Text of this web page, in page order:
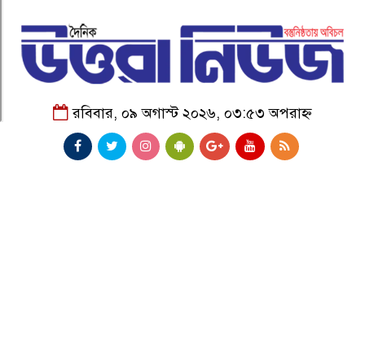
রবিবার, ০৯ অগাস্ট ২০২৬, ০৩:৫৩ অপরাহ্ন